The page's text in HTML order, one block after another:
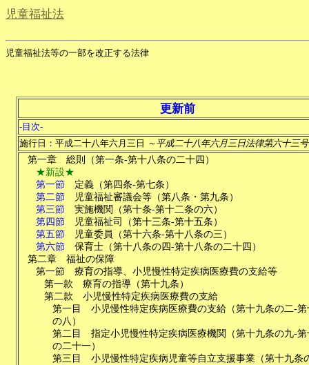
児童福祉法
児童福祉法等の一部を改正する法律
更新前
-目次-
施行日：平成二十八年六月三日 ～平成二十八年六月三日法律第六十三
第一章
総則 （第一条-第十八条の二十四 ）
★新設★
第一節
定義（第四条-第七条 ）
第二節
児童福祉審議会等（第八条・第九条 ）
第三節
実施機関 （第十条-第十二条の六）
第四節
児童福祉司 （第十三条-第十五条 ）
第五節
児童委員 （第十六条-第十八条の三 ）
第六節
保育士（第十八条の四-第十八条の二十四 ）
第二章
福祉の保障
第一節
療育の指導、小児慢性特定疾病医療費の支給等
第一款
療育の指導（第十九条 ）
第二款
小児慢性特定疾病医療費の支給
第一目
小児慢性特定疾病医療費の支給（第十九条の二-第
の八 ）
第二目
指定小児慢性特定疾病医療機関 （第十九条の九-第
の二十一）
第三目
小児慢性特定疾病児童等自立支援事業（第十九条